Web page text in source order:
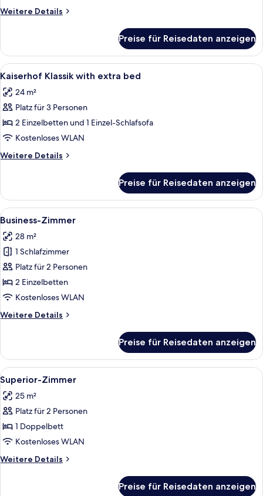
Weitere Details
Weitere
Doppelzimmer
Preise für Reisedaten anzeigen
Alle
Fotos
für
Kaiserhof
Klassik
with
extra
bed
Ein ordentlich bezogenes Bett mit
5
Kaiserhof Klassik with extra bed
24 m²
Platz für 3 Personen
2 Einzelbetten und 1 Einzel-Schlafsofa
Kostenloses WLAN
Weitere Details
Weitere
Klassik
with
extra
Preise für Reisedaten anzeigen
Alle
Fotos
für
Business-
Zimmer
anzeigen
Ein Hotelzimmer mit einem
4
Business-Zimmer
28 m²
1 Schlafzimmer
Platz für 2 Personen
2 Einzelbetten
Kostenloses WLAN
Weitere Details
Weitere
Zimmer
Preise für Reisedaten anzeigen
Alle
Fotos
für
Superior-
Zimmer
anzeigen
Ein ordentlich bezogenes Bett mit
18
Superior-Zimmer
25 m²
Platz für 2 Personen
1 Doppelbett
Kostenloses WLAN
Weitere Details
Weitere
Preise für Reisedaten anzeigen